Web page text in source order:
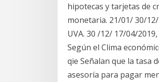
hipotecas y tarjetas de
monetaria. 21/01/ 30/
UVA. 30 /12/ 17/04/
Según el Clima
qie Señalan que la tasa
asesoría para pagar